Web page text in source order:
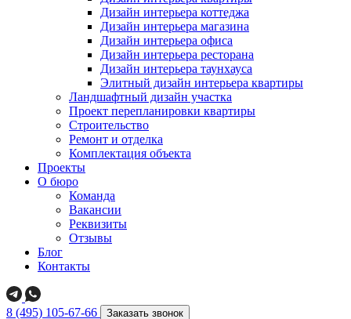
Дизайн интерьера коттеджа
Дизайн интерьера магазина
Дизайн интерьера офиса
Дизайн интерьера ресторана
Дизайн интерьера таунхауса
Элитный дизайн интерьера квартиры
Ландшафтный дизайн участка
Проект перепланировки квартиры
Строительство
Ремонт и отделка
Комплектация объекта
Проекты
О бюро
Команда
Вакансии
Реквизиты
Отзывы
Блог
Контакты
8 (495) 105-67-66 Заказать звонок